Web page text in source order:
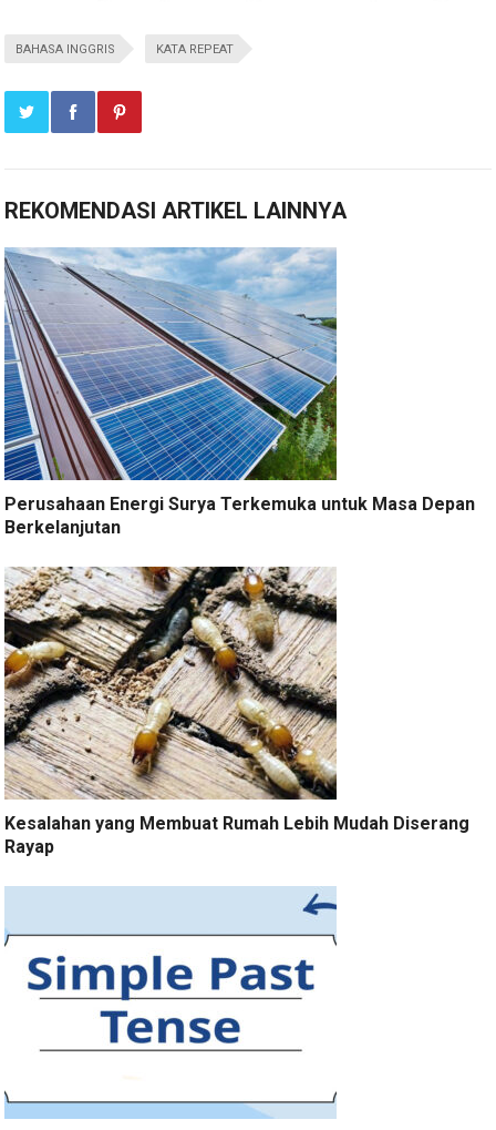
BAHASA INGGRIS KATA REPEAT
REKOMENDASI ARTIKEL LAINNYA
Perusahaan Energi Surya Terkemuka untuk Masa Depan
Berkelanjutan
Kesalahan yang Membuat Rumah Lebih Mudah Diserang
Rayap